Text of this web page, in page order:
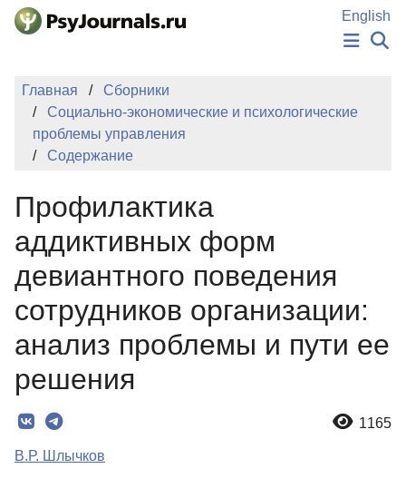
Перейти к основному содержанию
English
НОВОСТИ
Регистрация
Главная
Сборники
Социально-экономические и психологические
проблемы управления
Содержание
Профилактика
аддиктивных форм
девиантного поведения
сотрудников организации:
анализ проблемы и пути ее
решения
1165
В.Р. Шлычков